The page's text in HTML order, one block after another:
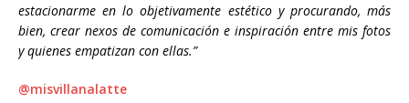
estacionarme en lo objetivamente estético y procurando, más
bien, crear nexos de comunicación e inspiración entre mis fotos
y quienes empatizan con ellas.”
@misvillanalatte